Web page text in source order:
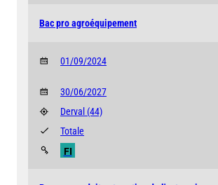
Bac pro agroéquipement
01/09/2024
30/06/2027
Derval (44)
FI
Totale